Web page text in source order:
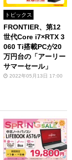
トピックス
FRONTIER、第12
世代Core i7×RTX 3
060 Ti搭載PCが20
万円台の「アーリー
サマーセール」
2022年05月13日 17:00